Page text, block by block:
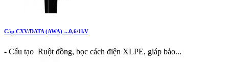
Cáp CXV/DATA (AWA)-...0,6/1kV
- Cấu tạo Ruột đồng, bọc cách điện XLPE, giáp bảo...